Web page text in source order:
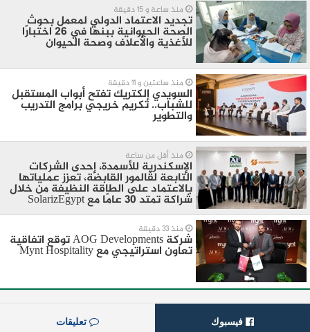
منذ ساعة و 15 دقيقة
تجديد الاعتماد الدولي لمعمل بحوث
الصحة الحيوانية ببنها في 26 اختبارًا
للأغذية والأعلاف وصحة الحيوان
منذ ساعتين و 11 دقيقة
السويدي إلكتريك تفتح أبواب المستقبل
للشباب.. تكريم خريجي برامج التدريب
والتطوير
منذ أقل من ساعة
الإسكندرية للأسمدة، إحدى الشركات
التابعة لڤالمور القابضة، تعزز عملياتها
بالاعتماد على الطاقة النظيفة من خلال
شراكة تمتد 30 عامًا مع SolarizEgypt
منذ 33 دقيقة
شركة AOG Developments توقع اتفاقية
تعاون استراتيجي مع Mynt Hospitality
فيسبوك تعليقات